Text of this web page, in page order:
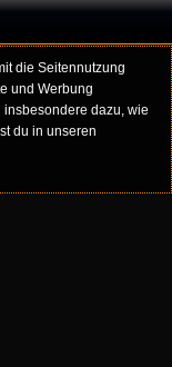
die Seitennutzung
und Werbung
dazu, wie
du in unseren